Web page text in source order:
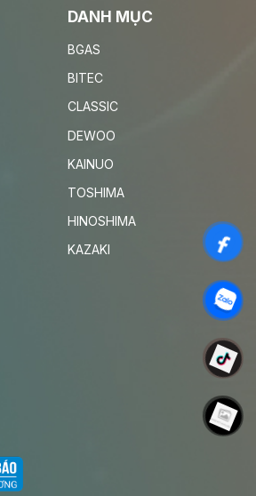
DANH MỤC
BGAS
BITEC
CLASSIC
DEWOO
KAINUO
TOSHIMA
HINOSHIMA
KAZAKI